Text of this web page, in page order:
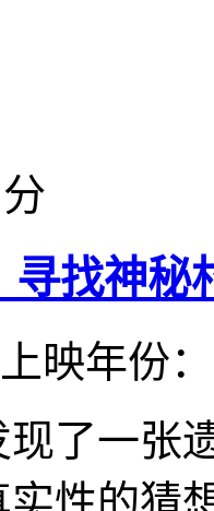
寻找神秘
上映年份
现了一张
实性的猜